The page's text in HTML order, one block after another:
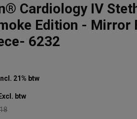
Cardiology IV
Edition - Mirror
6232
Incl. 21% btw
Excl. btw